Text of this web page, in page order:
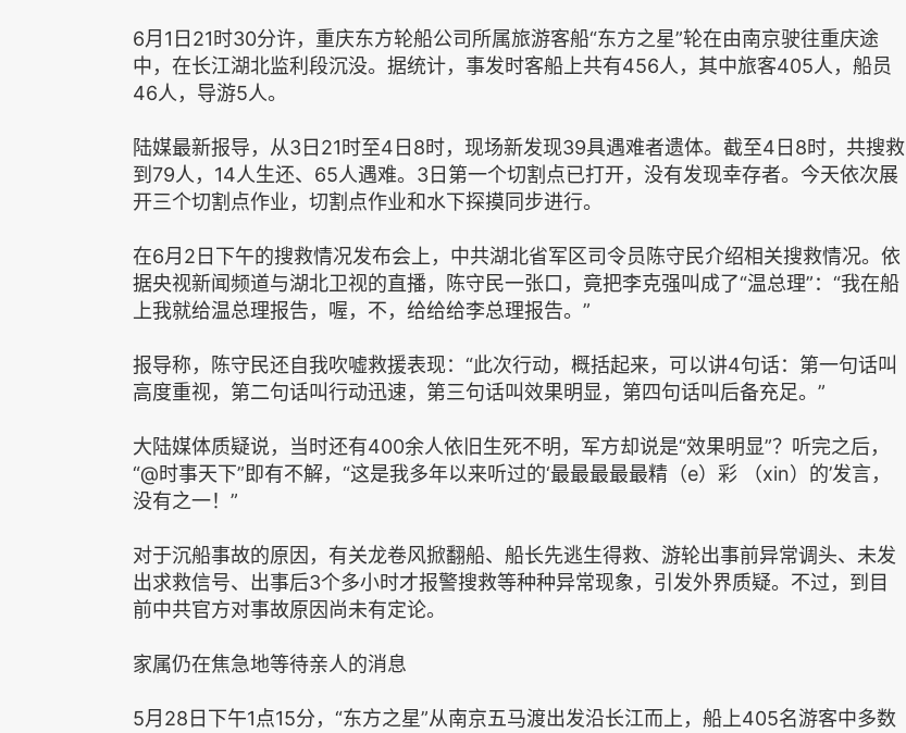
6月1日21时30分许，重庆东方轮船公司所属旅游客船“东方之星”轮在由南京驶往重庆途
中，在长江湖北监利段沉没。据统计，事发时客船上共有456人，其中旅客405人，船员
46人，导游5人。
陆媒最新报导，从3日21时至4日8时，现场新发现39具遇难者遗体。截至4日8时，共搜救
到79人，14人生还、65人遇难。3日第一个切割点已打开，没有发现幸存者。今天依次展
开三个切割点作业，切割点作业和水下探摸同步进行。
在6月2日下午的搜救情况发布会上，中共湖北省军区司令员陈守民介绍相关搜救情况。依
据央视新闻频道与湖北卫视的直播，陈守民一张口，竟把李克强叫成了“温总理”：“我在船
上我就给温总理报告，喔，不，给给给李总理报告。”
报导称，陈守民还自我吹嘘救援表现：“此次行动，概括起来，可以讲4句话：第一句话叫
高度重视，第二句话叫行动迅速，第三句话叫效果明显，第四句话叫后备充足。”
大陆媒体质疑说，当时还有400余人依旧生死不明，军方却说是“效果明显”？听完之后，
“@时事天下”即有不解，“这是我多年以来听过的‘最最最最最精（e）彩 （xin）的’发言，
没有之一！”
对于沉船事故的原因，有关龙卷风掀翻船、船长先逃生得救、游轮出事前异常调头、未发
出求救信号、出事后3个多小时才报警搜救等种种异常现象，引发外界质疑。不过，到目
前中共官方对事故原因尚未有定论。
家属仍在焦急地等待亲人的消息
5月28日下午1点15分，“东方之星”从南京五马渡出发沿长江而上，船上405名游客中多数